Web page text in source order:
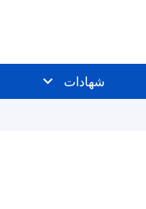
شهادات